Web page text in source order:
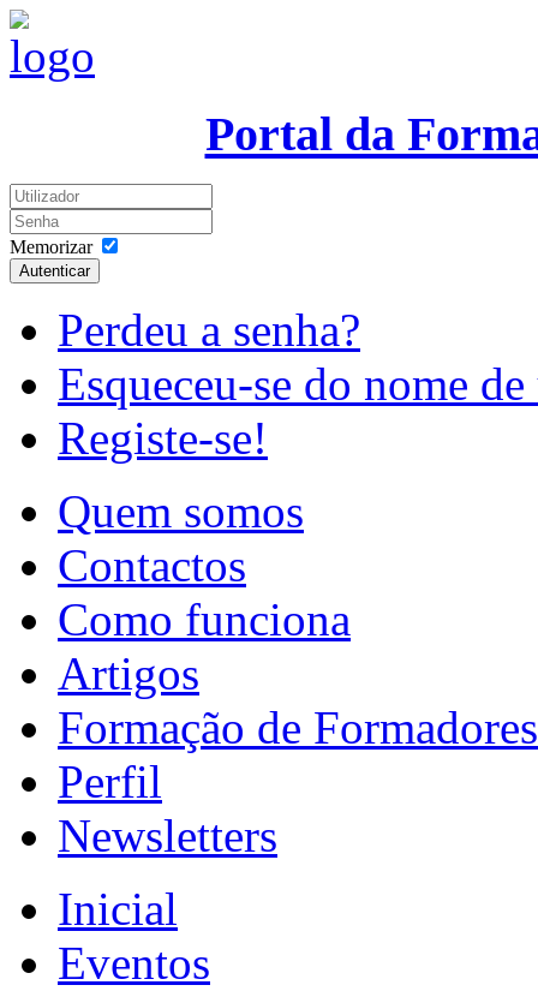
Portal da
Memorizar
Autenticar
Perdeu a senha?
Esqueceu-se do nome
Registe-se!
Quem somos
Contactos
Como funciona
Artigos
Formação de Formadores
Perfil
Newsletters
Inicial
Eventos